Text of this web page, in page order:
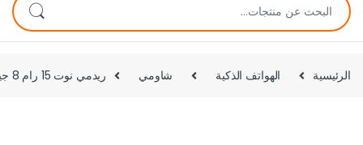
الرئيسية الهواتف الذكية شاومي ريدمي نوت 15 رام 8 جيجا مساحة 256 جيجا-شبكه الجيل الرابع – شاشة أموليد120 هرتز وبطارية 6000 ملي امبير